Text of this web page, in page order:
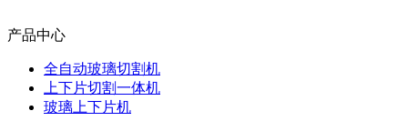
产品中心
全自动玻璃切割机
上下片切割一体机
玻璃上下片机